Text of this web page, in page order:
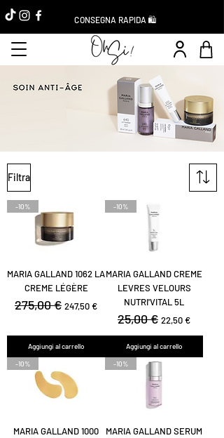
CONSEGNA RAPIDA 🛍️
Filtra
-10%
MARIA GALLAND 1062 LA
CREME LÉGÈRE
Prezzo regolare
275,00 € Prezzo scontato
247,50 €
Aggiungi al carrello
-10%
MARIA GALLAND CREME
LEVRES VELOURS
NUTRI'VITAL 5L
Prezzo regolare
25,00 € Prezzo scontato
22,50 €
Aggiungi al carrello
-10%
MARIA GALLAND 1000
-10%
MARIA GALLAND SERUM